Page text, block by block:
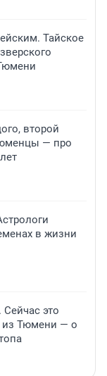
Тайское
второй
— про
в жизни
это
из Тюмени — о